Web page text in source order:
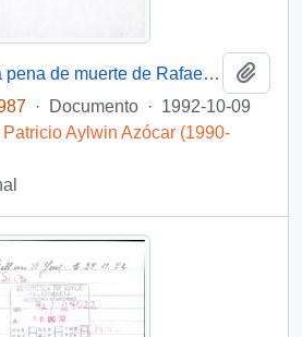
[Solicita conmutar la pena de muerte de Rafael Escorza]
· Documento · 1992-10-09
Aylwin Azócar (1990-